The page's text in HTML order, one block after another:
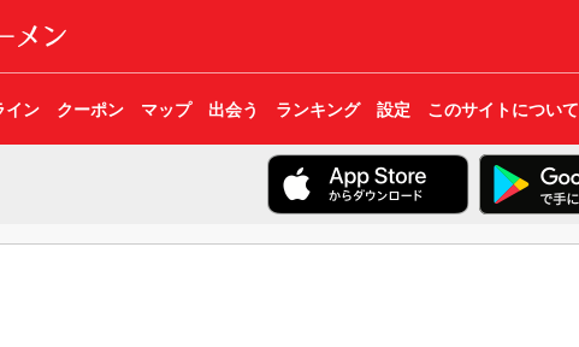
イン クーポン マップ 出会う ランキング 設定 このサイトについて